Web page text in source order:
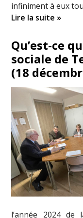
infiniment à eux
Lire la suite »
Qu’est-ce
sociale de
(18
l’année 2024 de